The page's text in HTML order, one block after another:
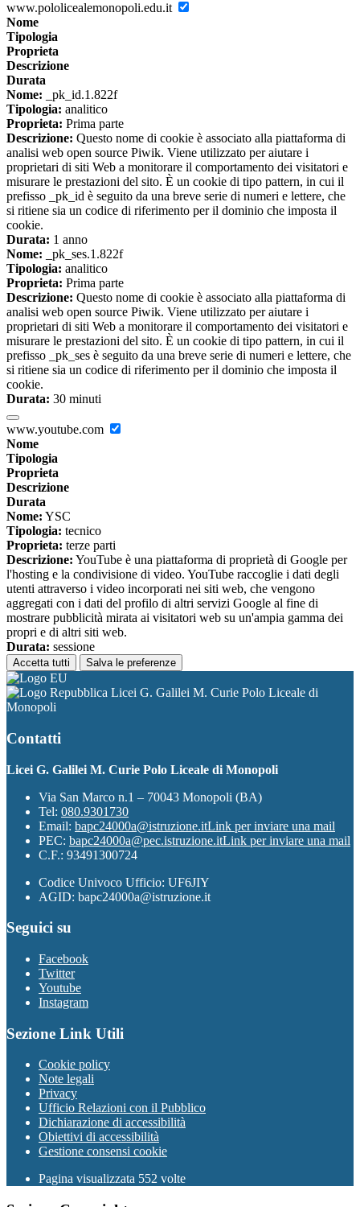
www.pololicealemonopoli.edu.it
Nome
Tipologia
Proprieta
Descrizione
Durata
Nome: _pk_id.1.822f
Tipologia: analitico
Proprieta: Prima parte
Descrizione: Questo nome di cookie è associato alla piattaforma di
analisi web open source Piwik. Viene utilizzato per aiutare i
proprietari di siti Web a monitorare il comportamento dei visitatori e
misurare le prestazioni del sito. È un cookie di tipo pattern, in cui il
prefisso _pk_id è seguito da una breve serie di numeri e lettere, che
si ritiene sia un codice di riferimento per il dominio che imposta il
cookie.
Durata: 1 anno
Nome: _pk_ses.1.822f
Tipologia: analitico
Proprieta: Prima parte
Descrizione: Questo nome di cookie è associato alla piattaforma di
analisi web open source Piwik. Viene utilizzato per aiutare i
proprietari di siti Web a monitorare il comportamento dei visitatori e
misurare le prestazioni del sito. È un cookie di tipo pattern, in cui il
prefisso _pk_ses è seguito da una breve serie di numeri e lettere, che
si ritiene sia un codice di riferimento per il dominio che imposta il
cookie.
Durata: 30 minuti
www.youtube.com
Nome
Tipologia
Proprieta
Descrizione
Durata
Nome: YSC
Tipologia: tecnico
Proprieta: terze parti
Descrizione: YouTube è una piattaforma di proprietà di Google per
l'hosting e la condivisione di video. YouTube raccoglie i dati degli
utenti attraverso i video incorporati nei siti web, che vengono
aggregati con i dati del profilo di altri servizi Google al fine di
mostrare pubblicità mirata ai visitatori web su un'ampia gamma dei
propri e di altri siti web.
Durata: sessione
Accetta tutti Salva le preferenze
Licei G. Galilei M. Curie Polo Liceale di
Monopoli
Contatti
Licei G. Galilei M. Curie Polo Liceale di Monopoli
Via San Marco n.1 – 70043 Monopoli (BA)
Tel: 080.9301730
Email: bapc24000a@istruzione.itLink per inviare una mail
PEC: bapc24000a@pec.istruzione.itLink per inviare una mail
C.F.: 93491300724
Codice Univoco Ufficio: UF6JIY
AGID: bapc24000a@istruzione.it
Seguici su
Facebook
Twitter
Youtube
Instagram
Sezione Link Utili
Cookie policy
Note legali
Privacy
Ufficio Relazioni con il Pubblico
Dichiarazione di accessibilità
Obiettivi di accessibilità
Gestione consensi cookie
Pagina visualizzata 552 volte